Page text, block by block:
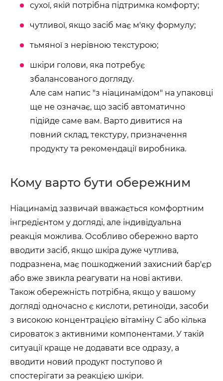
сухої, якій потрібна підтримка комфорту;
чутливої, якщо засіб має м'яку формулу;
тьмяної з нерівною текстурою;
шкіри голови, яка потребує
збалансованого догляду.
Але сам напис "з ніацинамідом" на упаковці
ще не означає, що засіб автоматично
підійде саме вам. Варто дивитися на
повний склад, текстуру, призначення
продукту та рекомендації виробника.
Кому варто бути обережним
Ніацинамід зазвичай вважається комфортним
інгредієнтом у догляді, але індивідуальна
реакція можлива. Особливо обережно варто
вводити засіб, якщо шкіра дуже чутлива,
подразнена, має пошкоджений захисний бар'єр
або вже звикла реагувати на нові активи.
Також обережність потрібна, якщо у вашому
догляді одночасно є кислоти, ретиноїди, засоби
з високою концентрацією вітаміну C або кілька
сироваток з активними компонентами. У такій
ситуації краще не додавати все одразу, а
вводити новий продукт поступово й
спостерігати за реакцією шкіри.